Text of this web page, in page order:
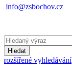
info@zsbochov.cz
Hledat
rozšířené vyhledávání